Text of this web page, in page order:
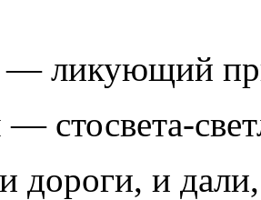
— ликующий
стосвета-
дороги, и